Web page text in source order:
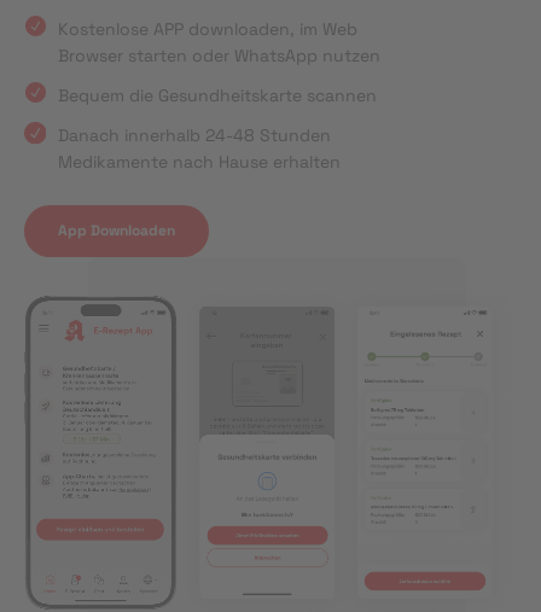
Kostenlose APP downloaden, im Web
Browser starten oder WhatsApp nutzen
Bequem die Gesundheitskarte scannen
Danach innerhalb 24-48 Stunden
Medikamente nach Hause erhalten
App Downloaden